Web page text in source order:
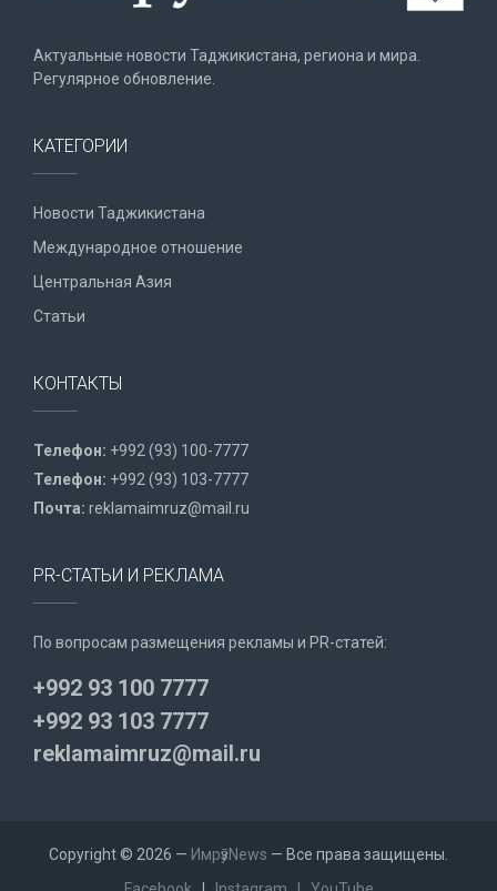
Актуальные новости Таджикистана, региона и мира.
Регулярное обновление.
КАТЕГОРИИ
Новости Таджикистана
Международное отношение
Центральная Азия
Статьи
КОНТАКТЫ
Телефон: +992 (93) 100-7777
Телефон: +992 (93) 103-7777
Почта: reklamaimruz@mail.ru
PR-СТАТЬИ И РЕКЛАМА
По вопросам размещения рекламы и PR-статей:
+992 93 100 7777
+992 93 103 7777
reklamaimruz@mail.ru
Copyright © 2026 — ИмрӯзNews — Все права защищены.